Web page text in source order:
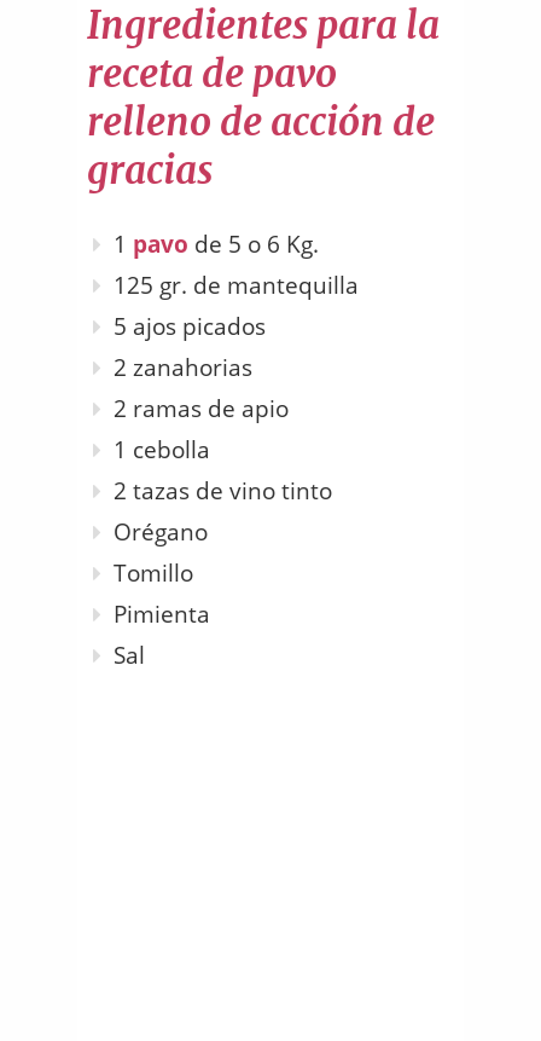
Ingredientes para la
receta de pavo
relleno de acción de
gracias
1 pavo de 5 o 6 Kg.
125 gr. de mantequilla
5 ajos picados
2 zanahorias
2 ramas de apio
1 cebolla
2 tazas de vino tinto
Orégano
Tomillo
Pimienta
Sal